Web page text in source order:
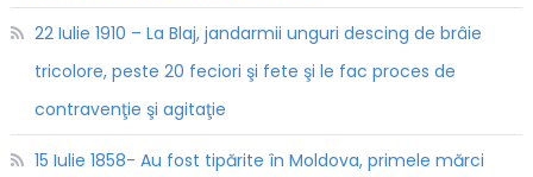
22 Iulie 1910 – La Blaj, jandarmii unguri descing de brâie
tricolore, peste 20 feciori şi fete şi le fac proces de
contravenţie şi agitaţie
15 Iulie 1858- Au fost tipărite în Moldova, primele mărci